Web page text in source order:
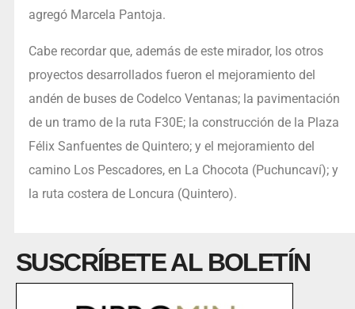
agregó Marcela Pantoja.
Cabe recordar que, además de este mirador, los otros
proyectos desarrollados fueron el mejoramiento del
andén de buses de Codelco Ventanas; la pavimentación
de un tramo de la ruta F30E; la construcción de la Plaza
Félix Sanfuentes de Quintero; y el mejoramiento del
camino Los Pescadores, en La Chocota (Puchuncaví); y
la ruta costera de Loncura (Quintero).
SUSCRÍBETE AL BOLETÍN